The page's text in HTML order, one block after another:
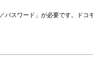
パスワード」が必要です。ドコ